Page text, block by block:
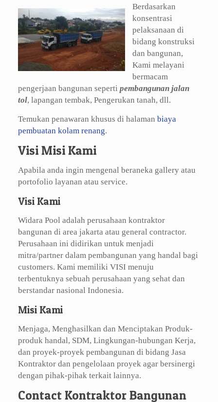
Berdasarkan
konsentrasi
pelaksanaan di
bidang konstruksi
dan bangunan,
Kami melayani
bermacam
pengerjaan bangunan seperti pembangunan jalan
tol, lapangan tembak, Pengerukan tanah, dll.
Temukan penawaran khusus di halaman biaya
pembuatan kolam renang.
Visi Misi Kami
Apabila anda ingin mengenal beraneka gallery atau
portofolio layanan atau service.
Visi Kami
Widara Pool adalah perusahaan kontraktor
bangunan di area jakarta atau general contractor.
Perusahaan ini didirikan untuk menjadi
mitra/partner dalam pembangunan yang handal bagi
customers. Kami memiliki VISI menuju
terbentuknya sebuah perusahaan yang sehat dan
berstandar nasional Indonesia.
Misi Kami
Menjaga, Menghasilkan dan Menciptakan Produk-
produk handal, SDM, Lingkungan-hubungan Kerja,
dan proyek-proyek pembangunan di bidang Jasa
Kontraktor dan pengelolaan proyek agar bersinergi
dengan pihak-pihak terkait lainnya.
Contact Kontraktor Bangunan